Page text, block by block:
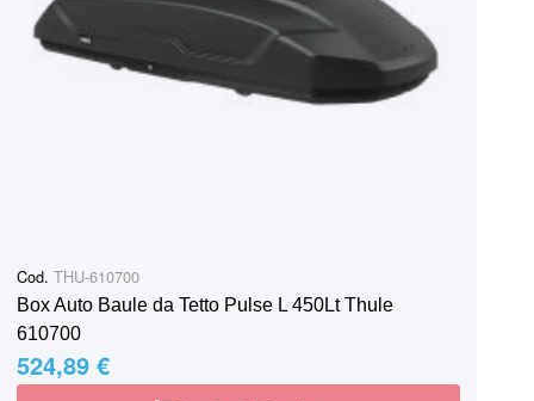
Cod. THU-610700
Box Auto Baule da Tetto Pulse L 450Lt Thule
610700
524,89 €